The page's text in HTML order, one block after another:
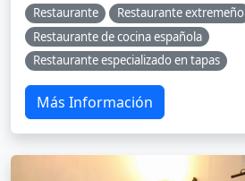
Restaurante
Restaurante extremeño
Restaurante de cocina española
Restaurante especializado en tapas
Más Información